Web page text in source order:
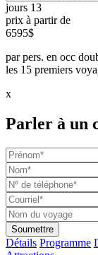
jours 13
prix à partir de
6595$
par pers. en occ
les 15 premiers
x
Parler à un
Détails Programme